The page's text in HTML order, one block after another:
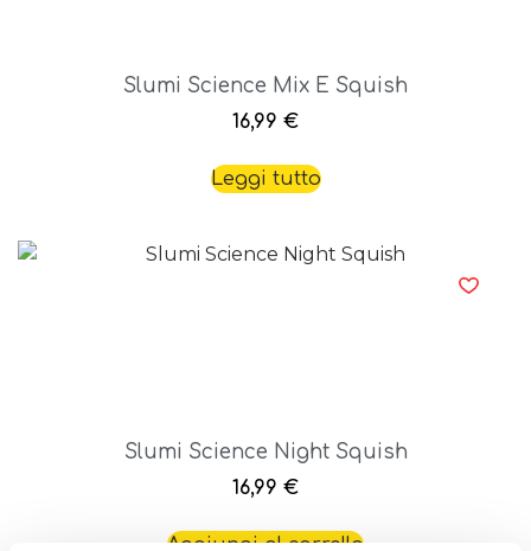
Slumi Science Mix E Squish
16,99 €
Leggi tutto
Slumi Science Night Squish
16,99 €
Aggiungi al carrello